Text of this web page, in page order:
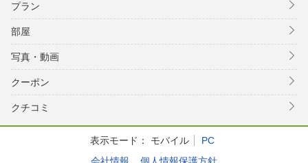
プラン
部屋
写真・動画
クーポン
クチコミ
表示モード： モバイル
PC